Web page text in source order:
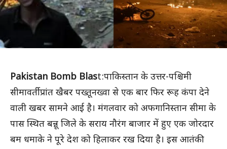
Pakistan Bomb Blast:पाकिस्तान के उत्तर-पश्चिमी
सीमावर्ती प्रांत खैबर पख्तूनख्वा से एक बार फिर रूह कंपा देने
वाली खबर सामने आई है। मंगलवार को अफगानिस्तान सीमा के
पास स्थित बन्नू जिले के सराय नौरंग बाजार में हुए एक जोरदार
बम धमाके ने पूरे देश को हिलाकर रख दिया है। इस आतंकी